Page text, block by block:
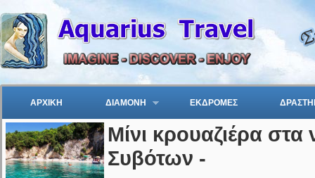
ΑΡΧΙΚΗ ΔΙΑΜΟΝΗ ΕΚΔΡΟΜΕΣ
Μίνι κρουαζιέρα
Συβότων -